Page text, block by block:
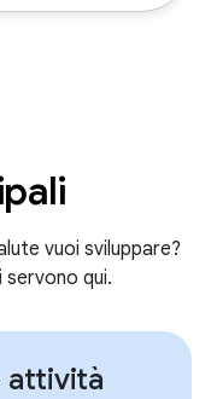
vuoi sviluppare?
qui.
attività